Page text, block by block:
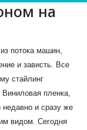
на
потока машин,
и зависть. Все
стайлинг
пленка,
недавно и сразу же
видом. Сегодня